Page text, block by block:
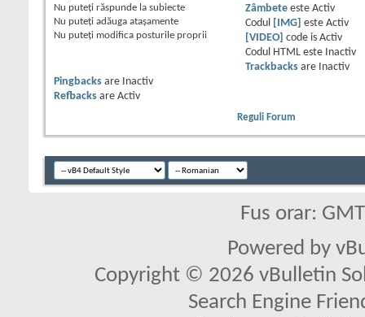
Nu puteţi răspunde la subiecte
Nu puteţi adăuga ataşamente
Nu puteţi modifica posturile proprii
Zâmbeteeste Activ
Codul
[IMG] este Activ
[VIDEO] code is Activ
Codul HTML este
Inactiv
Trackbacksare
Inactiv
Pingbacks are
Inactiv
Refbacks are Activ
Reguli Forum
Fus orar:
Powered by
Copyright © 2026 vBulletin
Search Engine